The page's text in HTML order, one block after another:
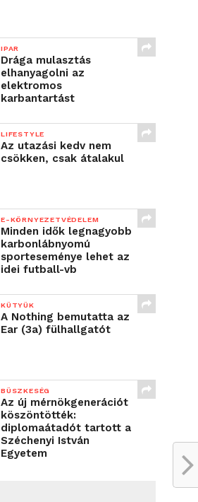
IPAR
Drága mulasztás
elhanyagolni az
elektromos
karbantartást
LIFESTYLE
Az utazási kedv nem
csökken, csak átalakul
E-KÖRNYEZETVÉDELEM
Minden idők legnagyobb
karbonlábnyomú
sporteseménye lehet az
idei futball-vb
KÜTYÜK
A Nothing bemutatta az
Ear (3a) fülhallgatót
BÜSZKESÉG
Az új mérnökgenerációt
köszöntötték:
diplomaátadót tartott a
Széchenyi István
Egyetem